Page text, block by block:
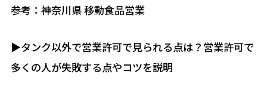
参考：神奈川県 移動食品営業
▶︎タンク以外で営業許可で見られる点は？営業許可で
多くの人が失敗する点やコツを説明